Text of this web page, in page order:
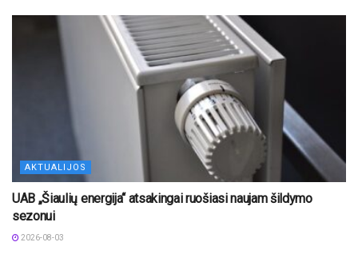
AKTUALIJOS
UAB „Šiaulių energija“ atsakingai ruošiasi naujam šildymo
sezonui
2026-08-03